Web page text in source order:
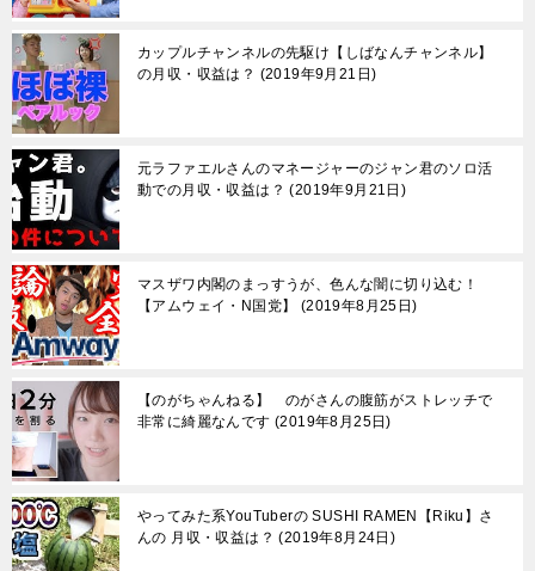
カップルチャンネルの先駆け【しばなんチャンネル】
の月収・収益は？
2019年9月21日
元ラファエルさんのマネージャーのジャン君のソロ活
動での月収・収益は？
2019年9月21日
マスザワ内閣のまっすうが、色んな闇に切り込む！
【アムウェイ・N国党】
2019年8月25日
【のがちゃんねる】 のがさんの腹筋がストレッチで
非常に綺麗なんです
2019年8月25日
やってみた系YouTuberの SUSHI RAMEN【Riku】さ
んの 月収・収益は？
2019年8月24日